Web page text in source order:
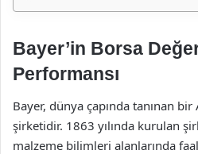
Bayer’in Borsa
Performansı
Bayer, dünya çapında tanınan
şirketidir. 1863 yılında kurulan
malzeme bilimleri alanlarında